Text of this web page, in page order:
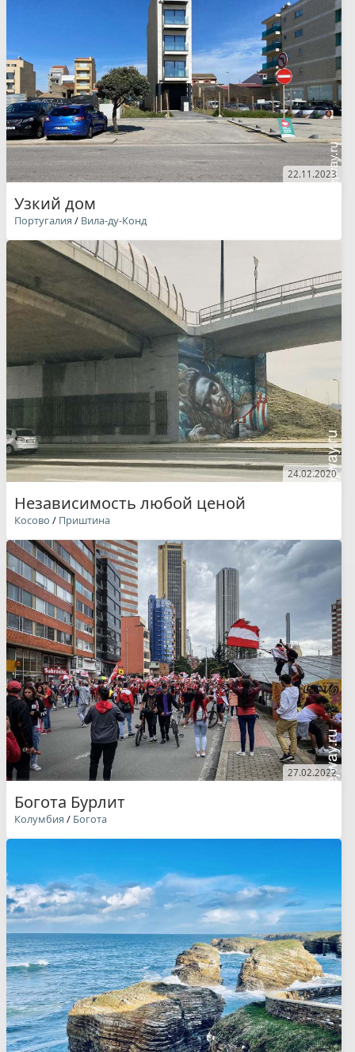
22.11.2023
Узкий дом
Португалия / Вила-ду-Конд
24.02.2020
Независимость любой ценой
Косово / Приштина
27.02.2022
Богота Бурлит
Колумбия / Богота